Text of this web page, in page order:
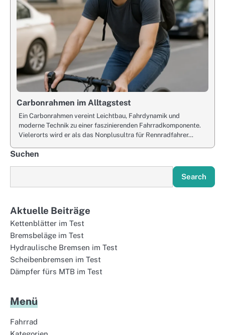
Carbonrahmen im Alltagstest
Ein Carbonrahmen vereint Leichtbau, Fahrdynamik und
moderne Technik zu einer faszinierenden Fahrradkomponente.
Vielerorts wird er als das Nonplusultra für Rennradfahrer…
Suchen
Search
Aktuelle Beiträge
Kettenblätter im Test
Bremsbeläge im Test
Hydraulische Bremsen im Test
Scheibenbremsen im Test
Dämpfer fürs MTB im Test
Menü
Fahrrad